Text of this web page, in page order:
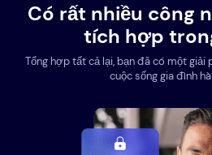
Có rất nhiều công
tích hợp
Tổng hợp tất cả lại, bạn đã có một giải
cuộc sống gia đình